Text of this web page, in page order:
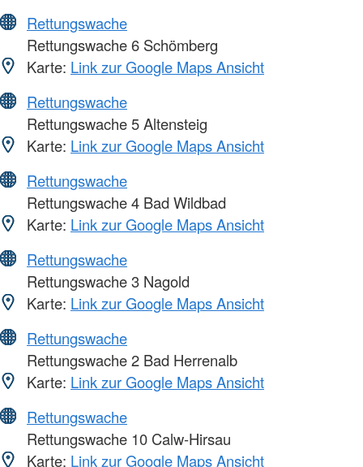
Rettungswache
Rettungswache 6 Schömberg
Karte: Link zur Google Maps Ansicht
Rettungswache
Rettungswache 5 Altensteig
Karte: Link zur Google Maps Ansicht
Rettungswache
Rettungswache 4 Bad Wildbad
Karte: Link zur Google Maps Ansicht
Rettungswache
Rettungswache 3 Nagold
Karte: Link zur Google Maps Ansicht
Rettungswache
Rettungswache 2 Bad Herrenalb
Karte: Link zur Google Maps Ansicht
Rettungswache
Rettungswache 10 Calw-Hirsau
Karte: Link zur Google Maps Ansicht